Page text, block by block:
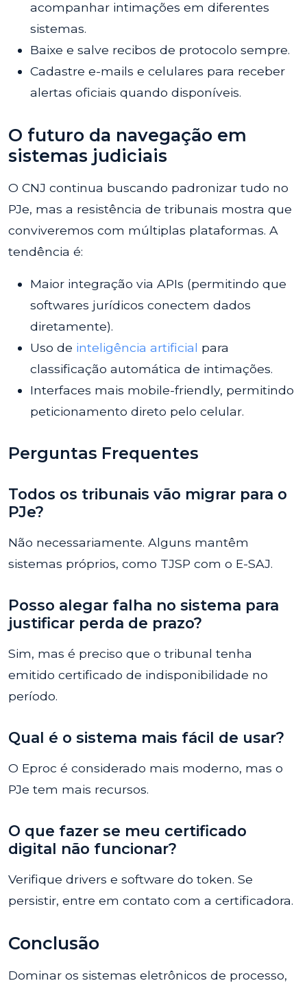
acompanhar intimações em diferentes
sistemas.
Baixe e salve recibos de protocolo sempre.
Cadastre e-mails e celulares para receber
alertas oficiais quando disponíveis.
O futuro da navegação em
sistemas judiciais
O CNJ continua buscando padronizar tudo no
PJe, mas a resistência de tribunais mostra que
conviveremos com múltiplas plataformas. A
tendência é:
Maior integração via APIs (permitindo que
softwares jurídicos conectem dados
diretamente).
Uso de inteligência artificial para
classificação automática de intimações.
Interfaces mais mobile-friendly, permitindo
peticionamento direto pelo celular.
Perguntas Frequentes
Todos os tribunais vão migrar para o
PJe?
Não necessariamente. Alguns mantêm
sistemas próprios, como TJSP com o E-SAJ.
Posso alegar falha no sistema para
justificar perda de prazo?
Sim, mas é preciso que o tribunal tenha
emitido certificado de indisponibilidade no
período.
Qual é o sistema mais fácil de usar?
O Eproc é considerado mais moderno, mas o
PJe tem mais recursos.
O que fazer se meu certificado
digital não funcionar?
Verifique drivers e software do token. Se
persistir, entre em contato com a certificadora.
Conclusão
Dominar os sistemas eletrônicos de processo,